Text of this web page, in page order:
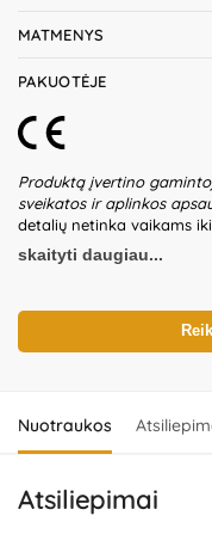
MATMENYS
PAKUOTĖJE
Produktą įvertino
sveikatos ir aplinkos
detalių netinka vaikams
vaikų be suaugusiųjų
žaislo ir detalių būklę.
gaminį. Produkto
Išsaugokite pakuotės
Importuotojas:WOOPIE
skaityti daugiau...
Nuotraukos
Atsiliepimai